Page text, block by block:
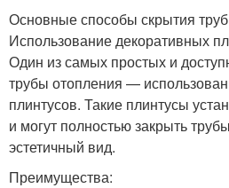
Основные способы скрытия
Использование декоративных
Один из самых простых и
трубы отопления —
плинтусов. Такие плинтусы
и могут полностью закрыть
эстетичный вид.
Преимущества: